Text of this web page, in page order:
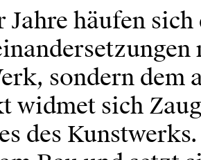
Jahre häufen sich
sondern dem
widmet sich
des